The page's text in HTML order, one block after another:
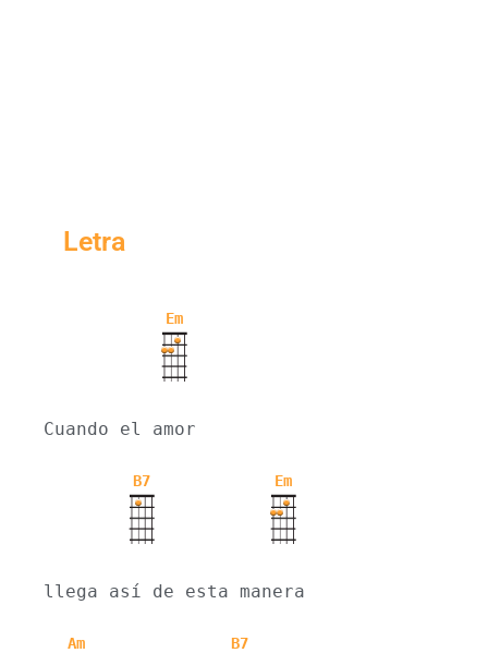
Letra
Em
Cuando el amor
B7 Em
llega así de esta manera
Am B7